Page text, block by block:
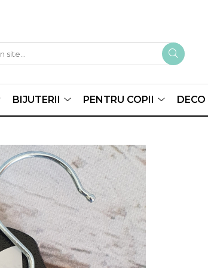
BIJUTERII PENTRU COPII DECO